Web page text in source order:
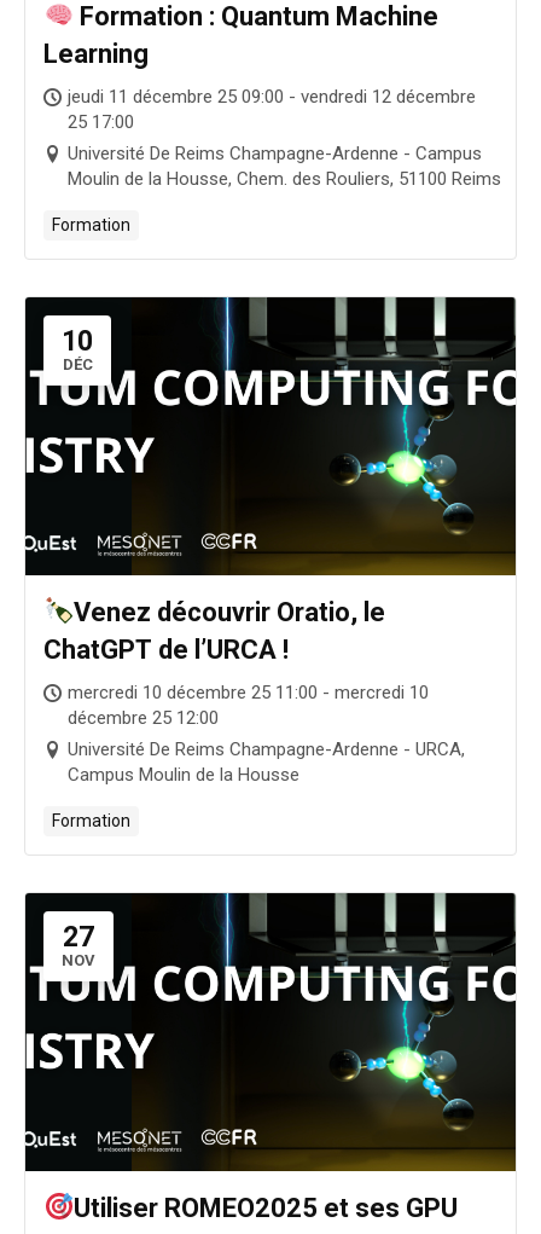
Formation : Quantum Machine
Learning
jeudi 11 décembre 25 09:00 - vendredi 12 décembre
25 17:00
Université De Reims Champagne-Ardenne - Campus
Moulin de la Housse, Chem. des Rouliers, 51100 Reims
Formation
10
DÉC
Venez découvrir Oratio, le
ChatGPT de l’URCA !
mercredi 10 décembre 25 11:00 - mercredi 10
décembre 25 12:00
Université De Reims Champagne-Ardenne - URCA,
Campus Moulin de la Housse
Formation
27
NOV
Utiliser ROMEO2025 et ses GPU